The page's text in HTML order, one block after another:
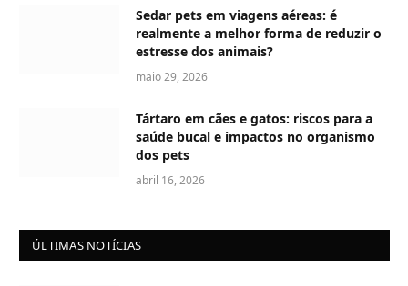
Sedar pets em viagens aéreas: é
realmente a melhor forma de reduzir o
estresse dos animais?
maio 29, 2026
Tártaro em cães e gatos: riscos para a
saúde bucal e impactos no organismo
dos pets
abril 16, 2026
ÚLTIMAS NOTÍCIAS